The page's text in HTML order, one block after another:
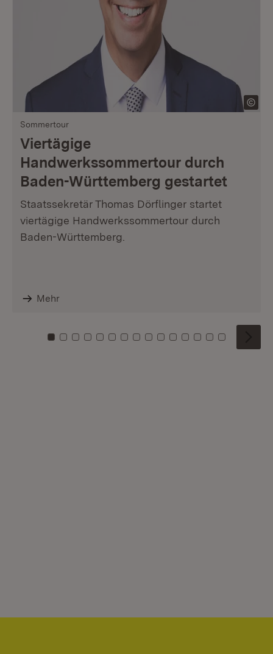
Sommertour
Viertägige
Handwerkssommertour durch
Baden-Württemberg gestartet
Staatssekretär Thomas Dörflinger startet
viertägige Handwerkssommertour durch
Baden-Württemberg.
Mehr
Zu Kachel: 0
Zu Kachel: 1
Zu Kachel: 2
Zu Kachel: 3
Zu Kachel: 4
Zu Kachel: 5
Zu Kachel: 6
Zu Kachel: 7
Zu Kachel: 8
Zu Kachel: 9
Zu Kachel: 10
Zu Kachel: 11
Zu Kachel: 12
Zu Kachel:
Zu